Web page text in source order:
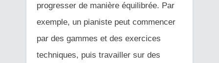
progresser de manière équilibrée. Par
exemple, un pianiste peut commencer
par des gammes et des exercices
techniques, puis travailler sur des